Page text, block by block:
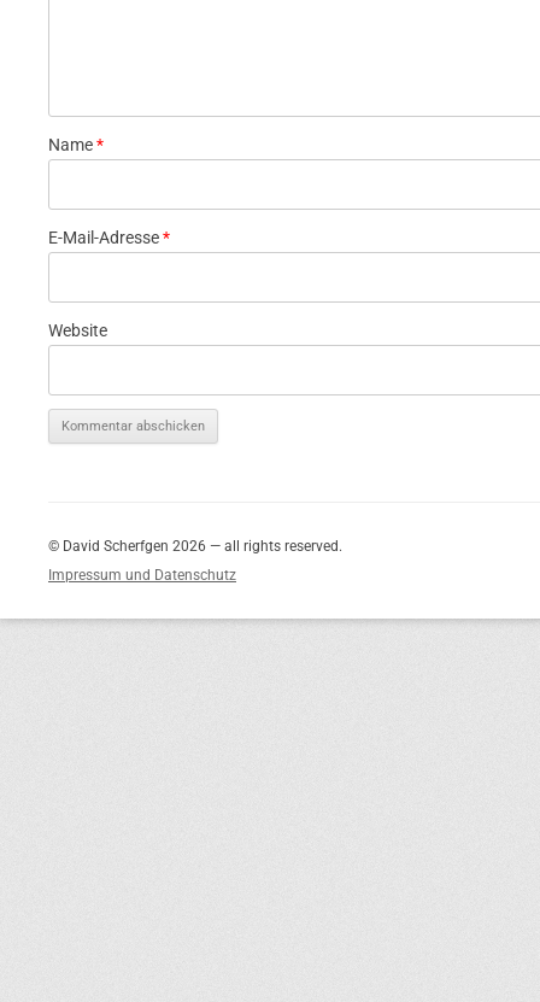
Name*
E-Mail-Adresse*
Website
© David Scherfgen 2026 — all rights reserved.
Impressum und Datenschutz